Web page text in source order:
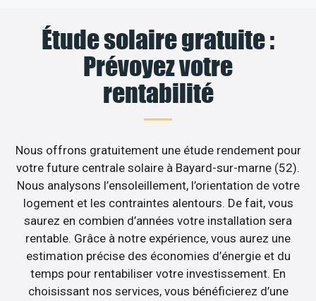
Étude solaire gratuite :
Prévoyez votre
rentabilité
Nous offrons gratuitement une étude rendement pour
votre future centrale solaire à Bayard-sur-marne (52).
Nous analysons l’ensoleillement, l’orientation de votre
logement et les contraintes alentours. De fait, vous
saurez en combien d’années votre installation sera
rentable. Grâce à notre expérience, vous aurez une
estimation précise des économies d’énergie et du
temps pour rentabiliser votre investissement. En
choisissant nos services, vous bénéficierez d’une